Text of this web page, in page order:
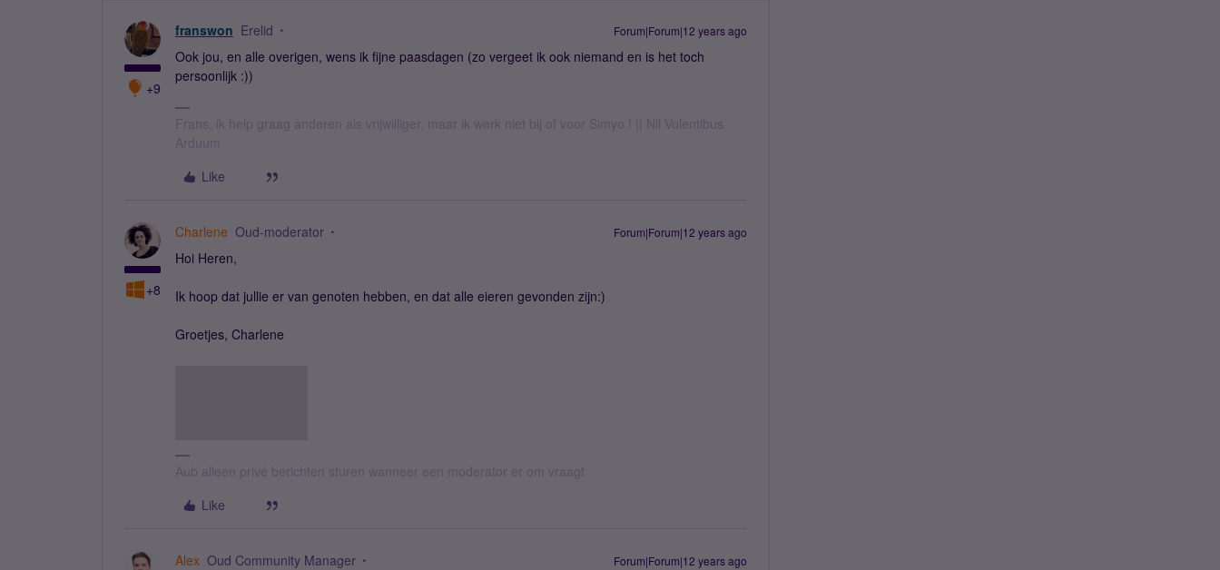
+9
franswon Erelid Forum|Forum|12 years ago
Ook jou, en alle overigen, wens ik fijne paasdagen (zo vergeet ik ook niemand en is het toch
persoonlijk :))
Frans, ik help graag anderen als vrijwilliger, maar ik werk niet bij of voor Simyo ! || Nil Volentibus
Arduum
Like
+8
Charlene Oud-moderator Forum|Forum|12 years ago
Hoi Heren,
Ik hoop dat jullie er van genoten hebben, en dat alle eieren gevonden zijn:)
Groetjes, Charlene
Aub alleen privé berichten sturen wanneer een moderator er om vraagt
Like
Alex Oud Community Manager Forum|Forum|12 years ago